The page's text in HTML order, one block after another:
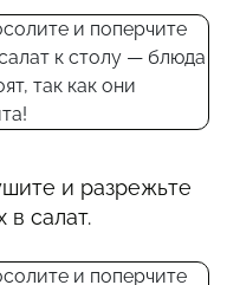
и разрежьте
в салат.